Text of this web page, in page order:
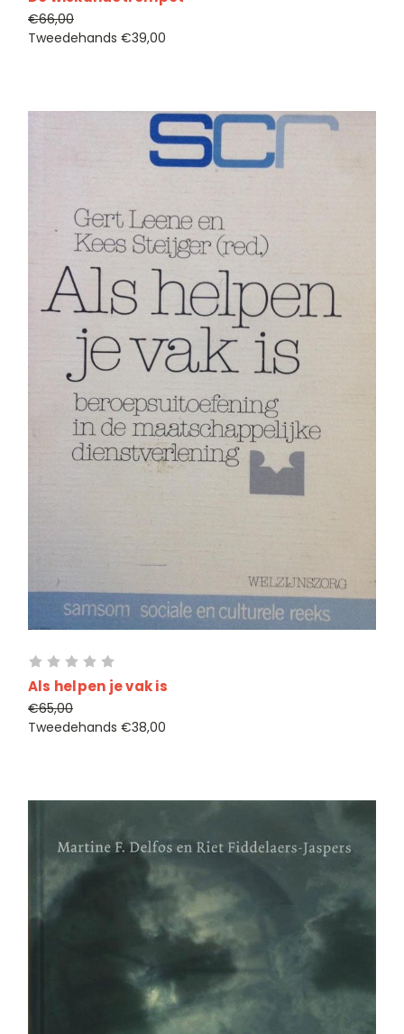
€66,00
Tweedehands €39,00
Als helpen je vak is
€65,00
Tweedehands €38,00